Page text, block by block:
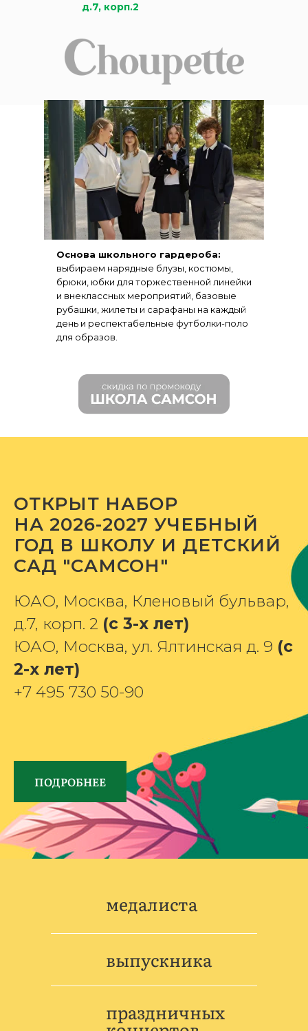
д.7, корп.2
Основа школьного гардероба:
выбираем нарядные блузы, костюмы,
брюки, юбки для торжественной линейки
и внеклассных мероприятий, базовые
рубашки, жилеты и сарафаны на каждый
день и респектабельные футболки-поло
для образов.
ОТКРЫТ НАБОР
НА 2026-2027 УЧЕБНЫЙ
ГОД В ШКОЛУ И ДЕТСКИЙ
САД "САМСОН"
ЮАО, Москва, Кленовый бульвар,
д.7, корп. 2 (с 3-х лет)
ЮАО, Москва, ул. Ялтинская д. 9 (с
2-х лет)
+7 495 730 50-90
ПОДРОБНЕЕ
медалиста
выпускника
праздничных